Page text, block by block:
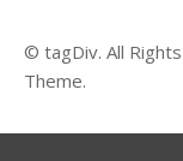
© tagDiv. All
Theme.